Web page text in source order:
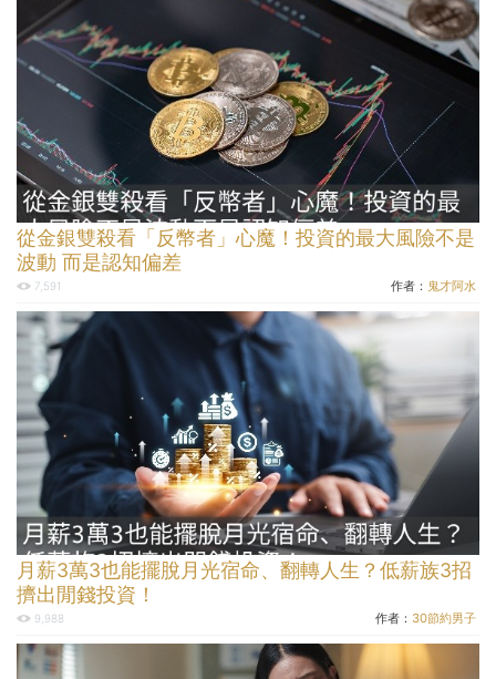
從金銀雙殺看「反幣者」心魔！投資的最大風險不是
波動 而是認知偏差
7,591 作者： 鬼才阿水
月薪3萬3也能擺脫月光宿命、翻轉人生？低薪族3招
擠出閒錢投資！
9,988 作者： 30節約男子